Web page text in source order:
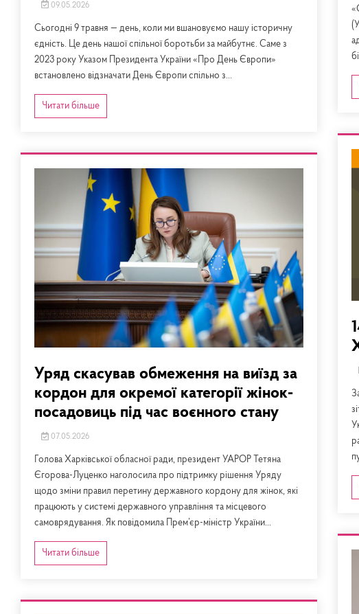
09.05.2026
Сьогодні 9 травня — день, коли ми вшановуємо нашу історичну
єдність. Це день нашої спільної боротьби за майбутнє. Саме з
2023 року Указом Президента України «Про День Європи»
встановлено відзначати День Європи спільно з...
Читати більше
Уряд скасував обмеження на виїзд за
кордон для окремої категорії жінок-
посадовиць під час воєнного стану
07.05.2026
Голова Харківської обласної ради, президент УАРОР Тетяна
Єгорова-Луценко наголосила про підтримку рішення Уряду
щодо зміни правил перетину державного кордону для жінок, які
працюють у системі державного управління та місцевого
самоврядування. Як повідомила Прем’єр-міністр України...
Читати більше